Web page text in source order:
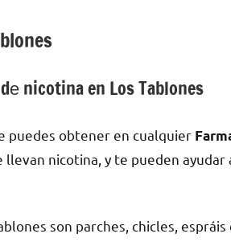
nicotina en Los Tablones
puedes obtener en cualquier
llevan nicotina, у te pueden
son parches, chicles,